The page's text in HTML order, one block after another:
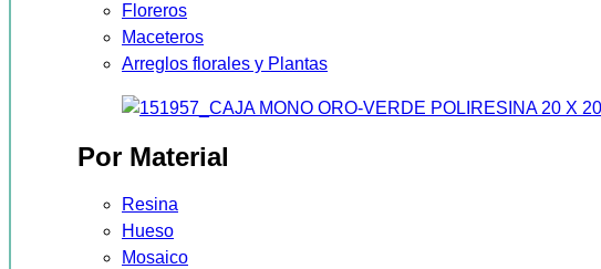
Floreros
Maceteros
Arreglos florales y Plantas
Por Material
Resina
Hueso
Mosaico